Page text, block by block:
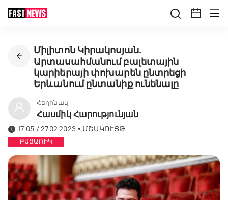
Միլիտոն Կիրակոսյան․
Արտասահմանում բալետային
կարիերայի փոխարեն ընտրեցի
Երևանում ընտանիք ունենալը
Հեղինակ
Հասմիկ Հարությունյան
17:05 / 27.02.2023 • ՄՇԱԿՈՒՅԹ
ԲԱՑԱՌԻԿ